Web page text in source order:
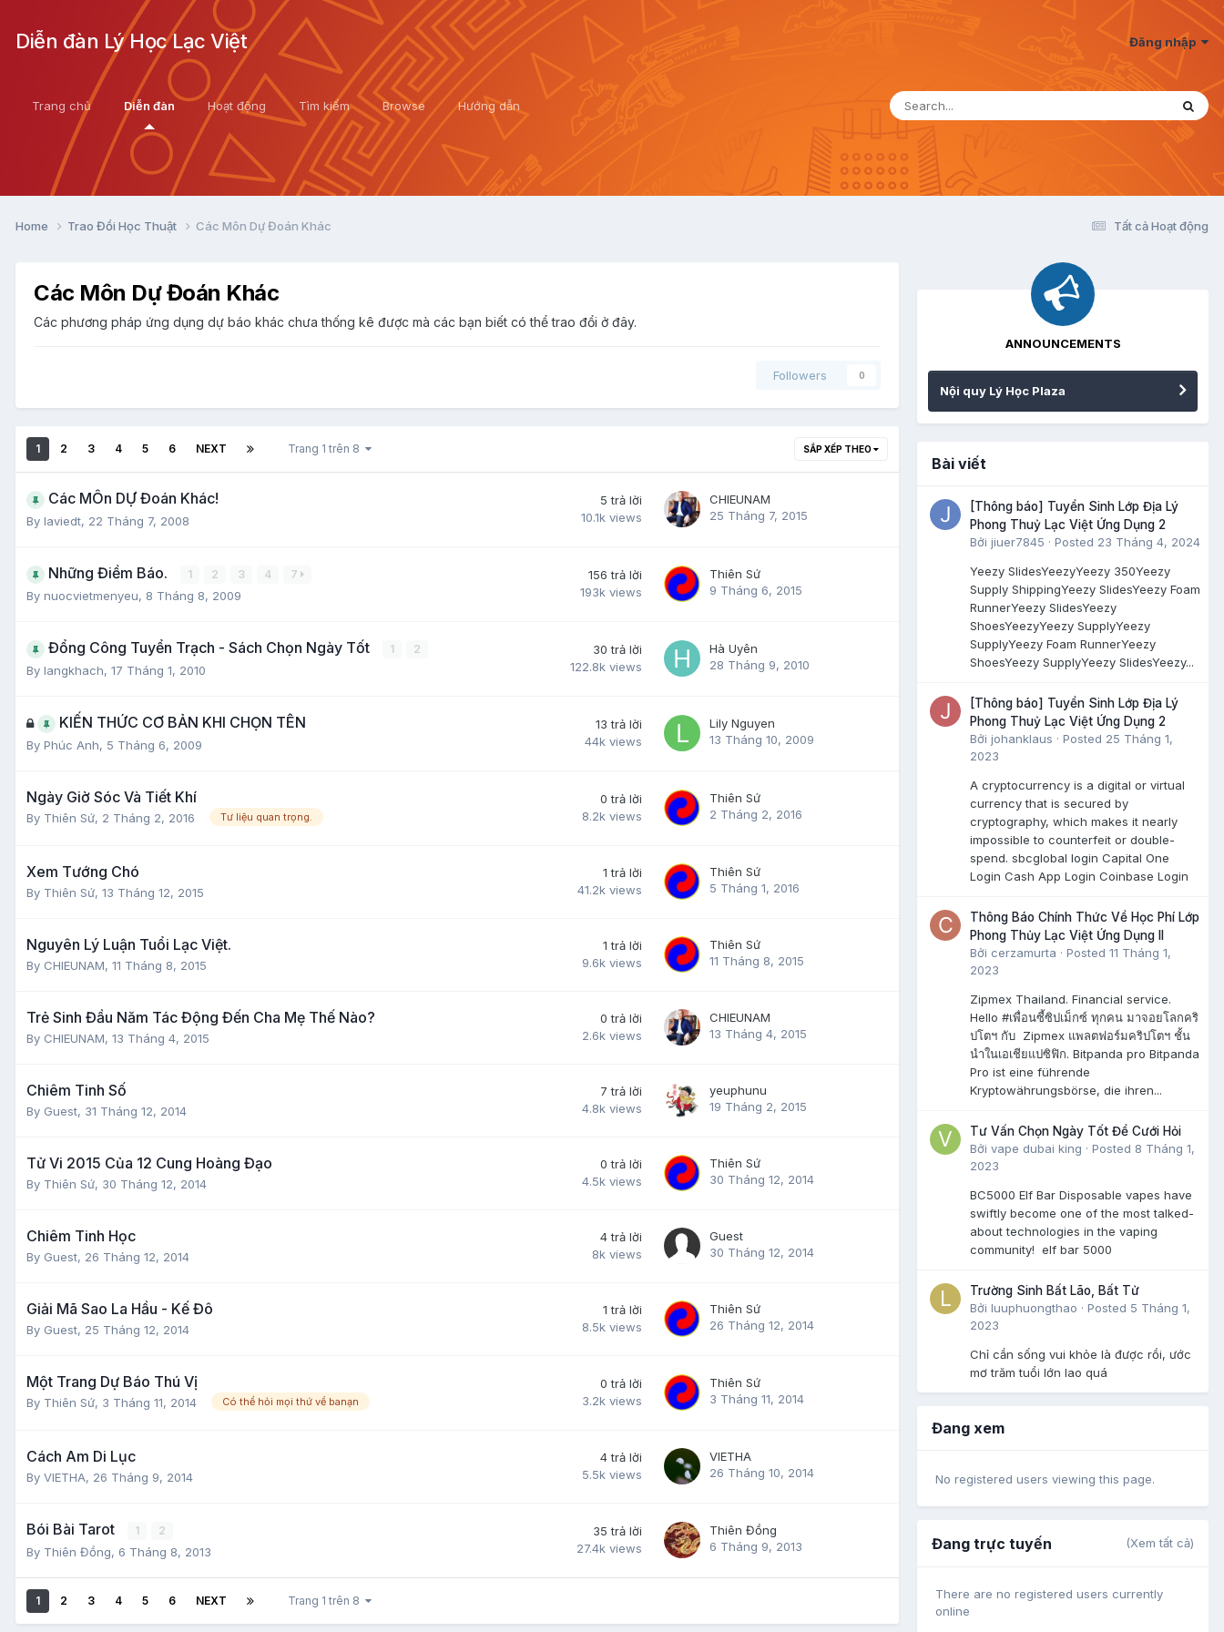
Diễn đàn Lý Học Lạc Việt Đăng nhập
Trang chủ Diễn đàn Hoạt động Tìm kiếm Browse Hướng dẫn
Tất cả Hoạt động
Home Trao Đổi Học Thuật Các Môn Dự Đoán Khác
Các Môn Dự Đoán Khác
Các phương pháp ứng dụng dự báo khác chưa thống kê được mà các bạn biết có thể trao đổi ở đây.
Followers 0
SẮP XẾP THEO
1 2 3 4 5 6 NEXT Trang 1 trên 8
Các MÔn DỰ Đoán Khác!
By laviedt, 22 Tháng 7, 2008
5 trả lời
10.1k views
CHIEUNAM
25 Tháng 7, 2015
Những Điềm Báo. 1 2 3 4 7
By nuocvietmenyeu, 8 Tháng 8, 2009
156 trả lời
193k views
Thiên Sứ
9 Tháng 6, 2015
Đổng Công Tuyển Trạch - Sách Chọn Ngày Tốt 1 2
By langkhach, 17 Tháng 1, 2010
30 trả lời
122.8k views
Hà Uyên
28 Tháng 9, 2010
KIẾN THỨC CƠ BẢN KHI CHỌN TÊN
By Phúc Anh, 5 Tháng 6, 2009
13 trả lời
44k views
Lily Nguyen
13 Tháng 10, 2009
Ngày Giờ Sóc Và Tiết Khí
By Thiên Sứ, 2 Tháng 2, 2016 Tư liệu quan trọng.
0 trả lời
8.2k views
Thiên Sứ
2 Tháng 2, 2016
Xem Tướng Chó
By Thiên Sứ, 13 Tháng 12, 2015
1 trả lời
41.2k views
Thiên Sứ
5 Tháng 1, 2016
Nguyên Lý Luận Tuổi Lạc Việt.
By CHIEUNAM, 11 Tháng 8, 2015
1 trả lời
9.6k views
Thiên Sứ
11 Tháng 8, 2015
Trẻ Sinh Đầu Năm Tác Động Đến Cha Mẹ Thế Nào?
By CHIEUNAM, 13 Tháng 4, 2015
0 trả lời
2.6k views
CHIEUNAM
13 Tháng 4, 2015
Chiêm Tinh Số
By Guest, 31 Tháng 12, 2014
7 trả lời
4.8k views
yeuphunu
19 Tháng 2, 2015
Tử Vi 2015 Của 12 Cung Hoàng Đạo
By Thiên Sứ, 30 Tháng 12, 2014
0 trả lời
4.5k views
Thiên Sứ
30 Tháng 12, 2014
Chiêm Tinh Học
By Guest, 26 Tháng 12, 2014
4 trả lời
8k views
Guest
30 Tháng 12, 2014
Giải Mã Sao La Hầu - Kế Đô
By Guest, 25 Tháng 12, 2014
1 trả lời
8.5k views
Thiên Sứ
26 Tháng 12, 2014
Một Trang Dự Báo Thú Vị
By Thiên Sứ, 3 Tháng 11, 2014 Có thể hỏi mọi thứ về banạn
0 trả lời
3.2k views
Thiên Sứ
3 Tháng 11, 2014
Cách Am Di Lục
By VIETHA, 26 Tháng 9, 2014
4 trả lời
5.5k views
VIETHA
26 Tháng 10, 2014
Bói Bài Tarot 1 2
By Thiên Đồng, 6 Tháng 8, 2013
35 trả lời
27.4k views
Thiên Đồng
6 Tháng 9, 2013
1 2 3 4 5 6 NEXT Trang 1 trên 8
ANNOUNCEMENTS
Nội quy Lý Học Plaza
Bài viết
[Thông báo] Tuyển Sinh Lớp Địa Lý
Phong Thuỷ Lạc Việt Ứng Dụng 2
Bởi jiuer7845 · Posted 23 Tháng 4, 2024
Yeezy SlidesYeezyYeezy 350Yeezy
Supply ShippingYeezy SlidesYeezy Foam
RunnerYeezy SlidesYeezy
ShoesYeezyYeezy SupplyYeezy
SupplyYeezy Foam RunnerYeezy
ShoesYeezy SupplyYeezy SlidesYeezy...
[Thông báo] Tuyển Sinh Lớp Địa Lý
Phong Thuỷ Lạc Việt Ứng Dụng 2
Bởi johanklaus · Posted 25 Tháng 1,
2023
A cryptocurrency is a digital or virtual
currency that is secured by
cryptography, which makes it nearly
impossible to counterfeit or double-
spend. sbcglobal login Capital One
Login Cash App Login Coinbase Login
Thông Báo Chính Thức Về Học Phí Lớp
Phong Thủy Lạc Việt Ứng Dụng II
Bởi cerzamurta · Posted 11 Tháng 1,
2023
Zipmex Thailand. Financial service.
Hello #เพื่อนซี้ซิปเม็กซ์ ทุกคน มาจอยโลกคริ
ปโตฯ กับ Zipmex แพลตฟอร์มคริปโตฯ ชั้น
นำในเอเชียแปซิฟิก. Bitpanda pro Bitpanda
Pro ist eine führende
Kryptowährungsbörse, die ihren...
Tư Vấn Chọn Ngày Tốt Để Cưới Hỏi
Bởi vape dubai king · Posted 8 Tháng 1,
2023
BC5000 Elf Bar Disposable vapes have
swiftly become one of the most talked-
about technologies in the vaping
community! elf bar 5000
Trường Sinh Bất Lão, Bất Tử
Bởi luuphuongthao · Posted 5 Tháng 1,
2023
Chỉ cần sống vui khỏe là được rồi, ước
mơ trăm tuổi lớn lao quá
Đang xem
No registered users viewing this page.
Đang trực tuyến (Xem tất cả)
There are no registered users currently
online